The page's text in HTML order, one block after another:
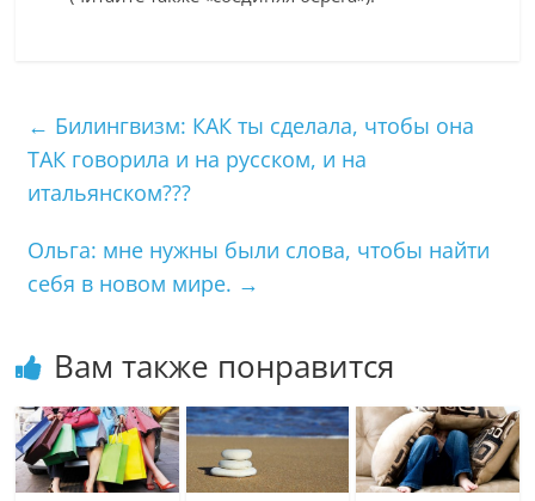
← Билингвизм: КАК ты сделала, чтобы она
ТАК говорила и на русском, и на
итальянском???
Ольга: мне нужны были слова, чтобы найти
себя в новом мире. →
Вам также понравится